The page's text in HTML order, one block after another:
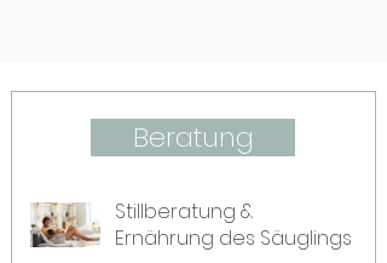
Beratung
Stillberatung &
Ernährung des Säuglings